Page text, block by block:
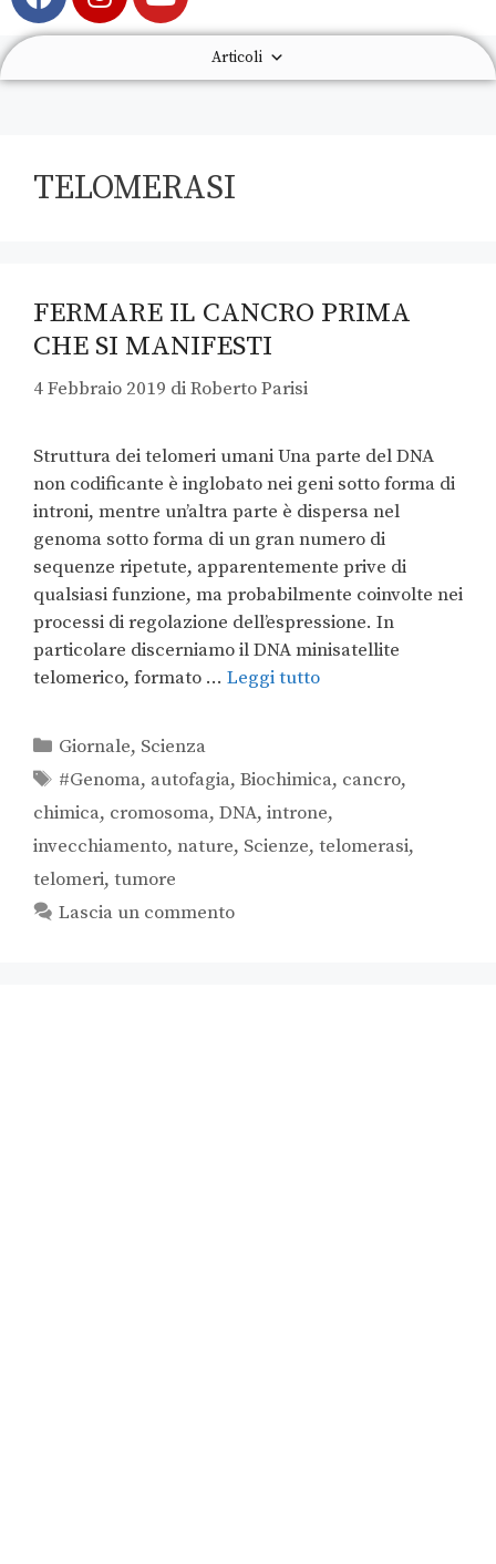
Articoli
TELOMERASI
FERMARE IL CANCRO PRIMA
CHE SI MANIFESTI
4 Febbraio 2019 diRoberto Parisi
Struttura dei telomeri umani Una parte del DNA
non codificante è inglobato nei geni sotto forma di
introni, mentre un’altra parte è dispersa nel
genoma sotto forma di un gran numero di
sequenze ripetute, apparentemente prive di
qualsiasi funzione, ma probabilmente coinvolte nei
processi di regolazione dell’espressione. In
particolare discerniamo il DNA minisatellite
telomerico, formato … Leggi tutto
Giornale, Scienza
#Genoma, autofagia,Biochimica, cancro,
chimica, cromosoma, DNA, introne,
invecchiamento, nature, Scienze, telomerasi,
telomeri, tumore
Lascia un commento